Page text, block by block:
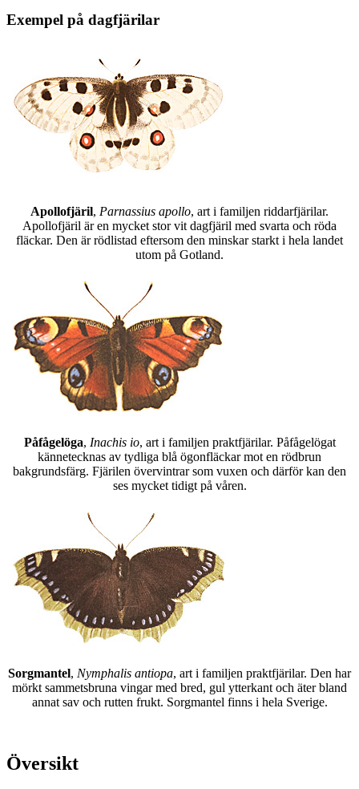
Exempel på dagfjärilar
Apollofjäril, Parnassius apollo, art i familjen riddarfjärilar.
Apollofjäril är en mycket stor vit dagfjäril med svarta och röda
fläckar. Den är rödlistad eftersom den minskar starkt i hela landet
utom på Gotland.
Påfågelöga, Inachis io, art i familjen praktfjärilar. Påfågelögat
kännetecknas av tydliga blå ögonfläckar mot en rödbrun
bakgrundsfärg. Fjärilen övervintrar som vuxen och därför kan den
ses mycket tidigt på våren.
Sorgmantel, Nymphalis antiopa, art i familjen praktfjärilar. Den har
mörkt sammetsbruna vingar med bred, gul ytterkant och äter bland
annat sav och rutten frukt. Sorgmantel finns i hela Sverige.
Översikt